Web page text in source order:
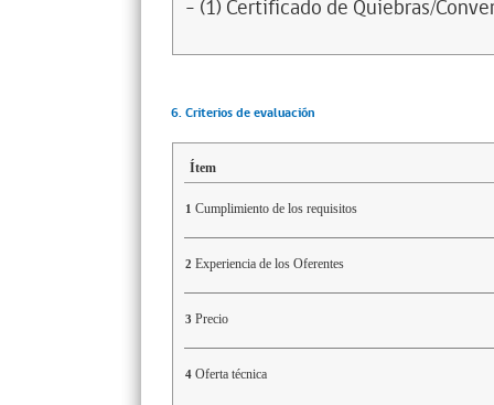
- (1) Certificado de Quiebras/
6. Criterios de evaluación
Ítem
1 Cumplimiento de los requisitos
2 Experiencia de los Oferentes
3 Precio
4 Oferta técnica